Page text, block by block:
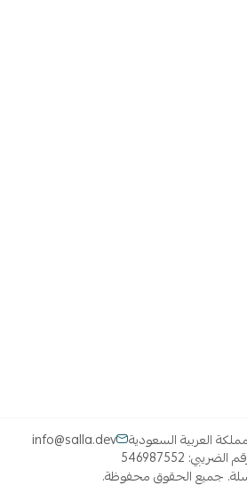
العربية السعودية info@salla.dev
الضريبي: 546987552
. جميع الحقوق محفوظة.